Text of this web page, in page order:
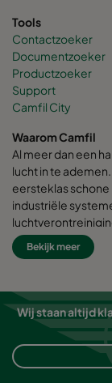
Tools
Contactzoeker
Documentzoeker
Productzoeker
Support
Camfil City
Waarom Camfil
Al meer dan een
lucht in te
eersteklas
industriële
werknemers en
minimaliseren en
Wij zijn ervan
klanten ook de
Daarom houden
gedurende de
impact van wat
Bekijk meer
Wij staan altijd